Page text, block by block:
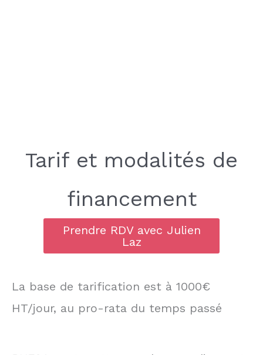
Tarif et modalités de
financement
Prendre RDV avec Julien
Laz
La base de tarification est à 1000€
HT/jour, au pro-rata du temps passé